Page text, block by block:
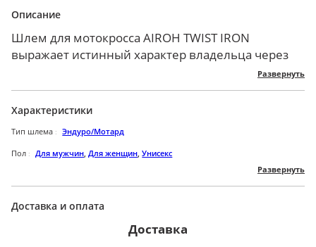
Описание
Шлем для мотокросса AIROH TWIST IRON
выражает истинный характер владельца через
дерзкий дизайн, сочетая при этом безопасность и
комфорт.
Корпус изготовлен из высокопрочного
износу.
Солнцезащитный козырек съемный,
Вентиляционные каналы создают комфортный
обдув, скрываясь по центру подбородочной дуги
Быстросъемная пряжка легко фиксирует
Развернуть
Характеристики
Тип шлема Эндуро/Мотард
Пол Для мужчин,Для женщин,Унисекс
Развернуть
Доставка и оплата
Доставка